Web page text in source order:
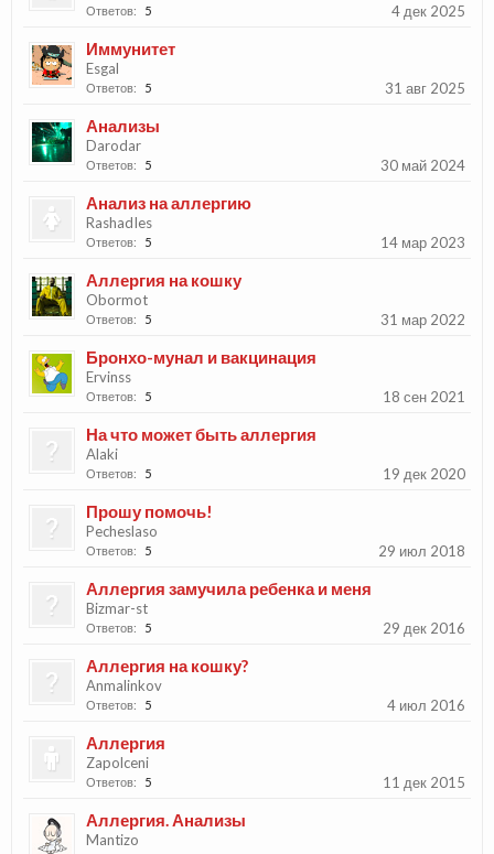
Ответов: 5 4 дек 2025
Иммунитет
Esgal
Ответов: 5 31 авг 2025
Анализы
Darodar
Ответов: 5 30 май 2024
Анализ на аллергию
RashadIes
Ответов: 5 14 мар 2023
Аллергия на кошку
Obormot
Ответов: 5 31 мар 2022
Бронхо-мунал и вакцинация
Ervinss
Ответов: 5 18 сен 2021
На что может быть аллергия
Alaki
Ответов: 5 19 дек 2020
Прошу помочь!
Pecheslaso
Ответов: 5 29 июл 2018
Аллергия замучила ребенка и меня
Bizmar-st
Ответов: 5 29 дек 2016
Аллергия на кошку?
Anmalinkov
Ответов: 5 4 июл 2016
Аллергия
Zapolceni
Ответов: 5 11 дек 2015
Аллергия. Анализы
Mantizo